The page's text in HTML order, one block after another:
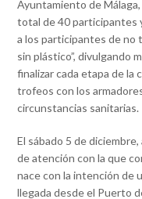
Ayuntamiento de
total de 40 participantes
a los participantes de no
sin plástico”, divulgando
finalizar cada etapa de la
trofeos con los
circunstancias sanitarias.
El sábado 5 de
de atención con la que
nace con la intención de
llegada desde el Puerto